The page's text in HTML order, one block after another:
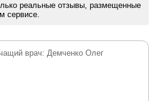
реальные отзывы, размещенные
сервисе.
врач: Демченко Олег